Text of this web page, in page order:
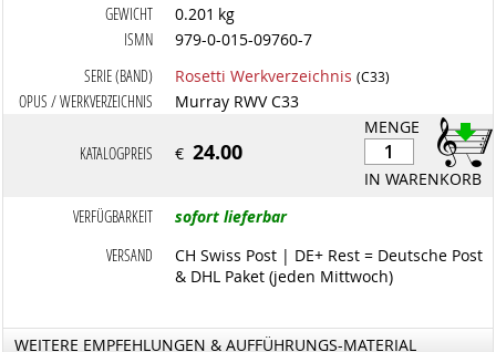
GEWICHT
0.201 kg
ISMN
979-0-015-09760-7
SERIE (BAND)
Rosetti Werkverzeichnis (C33)
OPUS / WERKVERZEICHNIS
Murray RWV C33
MENGE
IN WARENKORB
KATALOGPREIS €24.00
VERFÜGBARKEIT
sofort lieferbar
VERSAND
CH Swiss Post | DE+ Rest = Deutsche Post
& DHL Paket (jeden Mittwoch)
WEITERE EMPFEHLUNGEN & AUFFÜHRUNGS-MATERIAL